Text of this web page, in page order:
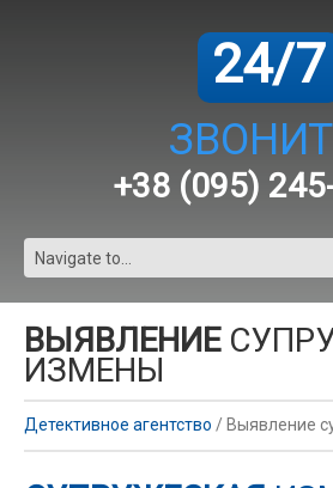
24/7
+38 (095)
ВЫЯВЛЕНИЕ
ИЗМЕНЫ
Детективное агентство / Выявление